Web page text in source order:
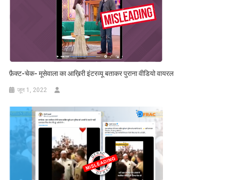
फ़ैक्ट-चेक- मूसेवाला का आख़िरी इंटरव्यू‌ बताकर पुराना वीडियो वायरल
जून 1, 2022